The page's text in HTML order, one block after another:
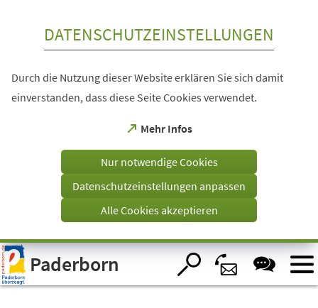
Visuelle
Assistenzsoftware
öffnen.
DATENSCHUTZEINSTELLUNGEN
Durch die Nutzung dieser Website erklären Sie sich damit
einverstanden, dass diese Seite Cookies verwendet.
Mehr Infos
(Öffnet
einem
Tab)
Nur notwendige Cookies
Datenschutzeinstellungen anpassen
Alle Cookies akzeptieren
Paderborn